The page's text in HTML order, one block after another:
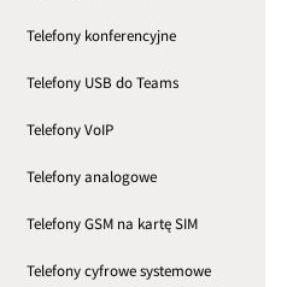
Telefony konferencyjne
Telefony USB do Teams
Telefony VoIP
Telefony analogowe
Telefony GSM na kartę SIM
Telefony cyfrowe systemowe